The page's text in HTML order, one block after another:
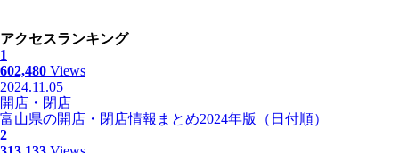
アクセスランキング
1
602,480 Views
2024.11.05
開店・閉店
富山県の開店・閉店情報まとめ2024年版（日付順）
2